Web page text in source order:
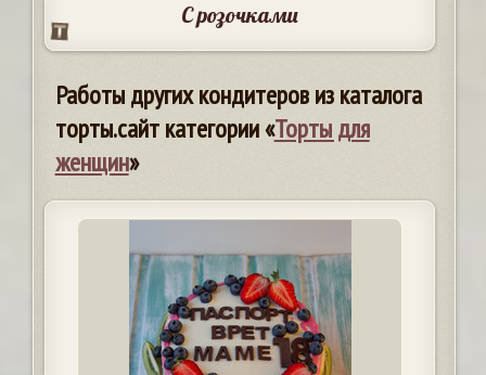
С розочками
Работы других кондитеров из каталога
торты.сайт категории «Торты для
женщин»